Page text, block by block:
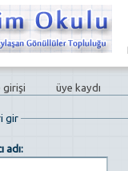
girişi üye kaydı
gir
adı: